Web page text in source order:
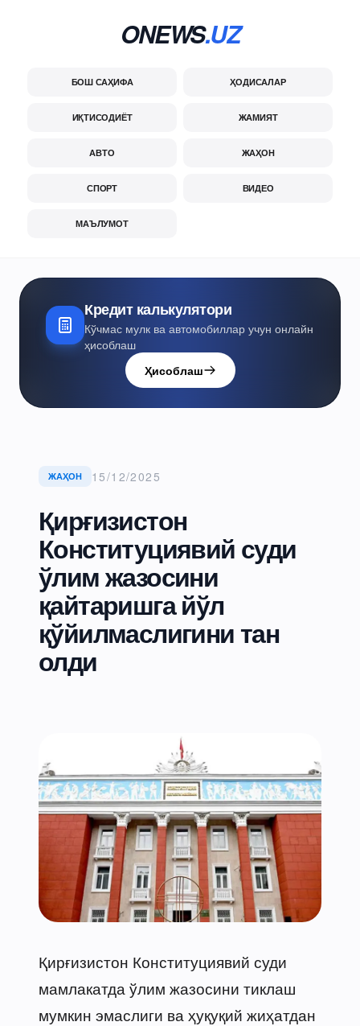
ONEWS.UZ
БОШ САҲИФА ҲОДИСАЛАР
ИҚТИСОДИЁТ ЖАМИЯТ
АВТО ЖАҲОН
СПОРТ ВИДЕО
МАЪЛУМОТ
Кредит калькулятори
Кўчмас мулк ва автомобиллар учун онлайн
ҳисоблаш
Ҳисоблаш
ЖАҲОН 15/12/2025
Қирғизистон
Конституциявий суди
ўлим жазосини
қайтаришга йўл
қўйилмаслигини тан
олди
Қирғизистон Конституциявий суди
мамлакатда ўлим жазосини тиклаш
мумкин эмаслиги ва ҳуқуқий жиҳатдан